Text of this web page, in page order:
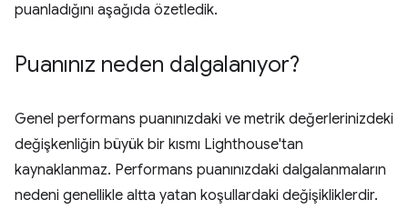
puanladığını aşağıda özetledik.
Puanınız neden dalgalanıyor?
Genel performans puanınızdaki ve metrik değerlerinizdeki
değişkenliğin büyük bir kısmı Lighthouse'tan
kaynaklanmaz. Performans puanınızdaki dalgalanmaların
nedeni genellikle altta yatan koşullardaki değişikliklerdir.